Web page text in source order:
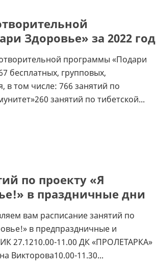
Здоровье» за 2022 год
программы «Подари
бесплатных, групповых,
в том числе: 766 занятий по
занятий по тибетской...
по проекту «Я
в праздничные дни
вам расписание занятий по
в предпраздничные и
27.1210.00-11.00 ДК «ПРОЛЕТАРКА»
Викторова10.00-11.30...